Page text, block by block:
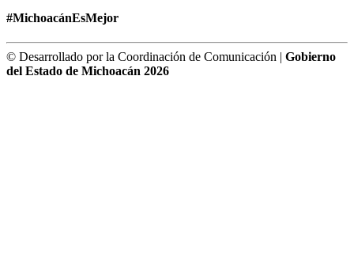
#MichoacánEsMejor
© Desarrollado por la Coordinación de Comunicación | Gobierno
del Estado de Michoacán 2026